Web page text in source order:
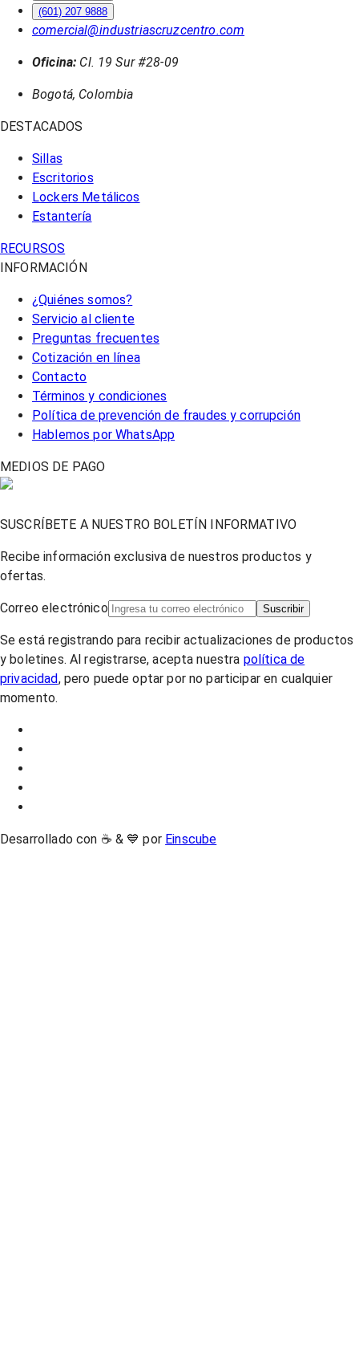
(601) 207 9888
comercial@industriascruzcentro.com
Oficina: Cl. 19 Sur #28-09
Bogotá, Colombia
DESTACADOS
Sillas
Escritorios
Lockers Metálicos
Estantería
RECURSOS
INFORMACIÓN
¿Quiénes somos?
Servicio al cliente
Preguntas frecuentes
Cotización en línea
Contacto
Términos y condiciones
Política de prevención de fraudes y corrupción
Hablemos por WhatsApp
MEDIOS DE PAGO
SUSCRÍBETE A NUESTRO BOLETÍN INFORMATIVO
Recibe información exclusiva de nuestros productos y
ofertas.
Correo electrónico Suscribir
Se está registrando para recibir actualizaciones de productos
y boletines. Al registrarse, acepta nuestra política de
privacidad, pero puede optar por no participar en cualquier
momento.
Desarrollado con ☕ & 💙 por Einscube